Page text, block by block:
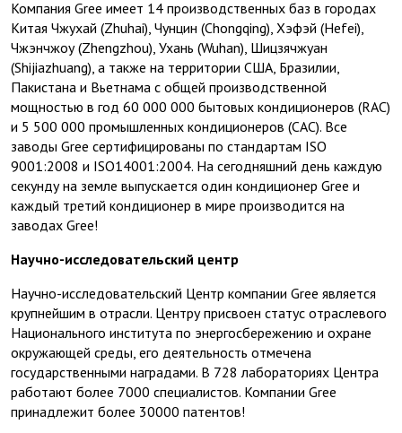
Компания Gree имеет 14 производственных баз в городах
Китая Чжухай (Zhuhai), Чунцин (Chongqing), Хэфэй (Hefei),
Чжэнчжоу (Zhengzhou), Ухань (Wuhan), Шицзячжуан
(Shijiazhuang), а также на территории США, Бразилии,
Пакистана и Вьетнама с общей производственной
мощностью в год 60 000 000 бытовых кондиционеров (RAC)
и 5 500 000 промышленных кондиционеров (САС). Все
заводы Gree сертифицированы по стандартам ISO
9001:2008 и ISO14001:2004. На сегодняшний день каждую
секунду на земле выпускается один кондиционер Gree и
каждый третий кондиционер в мире производится на
заводах Gree!
Научно-исследовательский центр
Научно-исследовательский Центр компании Gree является
крупнейшим в отрасли. Центру присвоен статус отраслевого
Национального института по энергосбережению и охране
окружающей среды, его деятельность отмечена
государственными наградами. В 728 лабораториях Центра
работают более 7000 специалистов. Компании Gree
принадлежит более 30000 патентов!